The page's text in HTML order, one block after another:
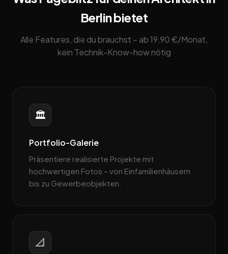
Berlin bietet
Alle Features, die du brauchst – ab 19,90 €/Monat,
kein Technik-Know-how nötig
🏛️
Portfolio-Galerie
Präsentiere realisierte Projekte mit
hochwertigen Fotos – von Einfamilienhäusern
bis zu Gewerbeobjekten.
📐